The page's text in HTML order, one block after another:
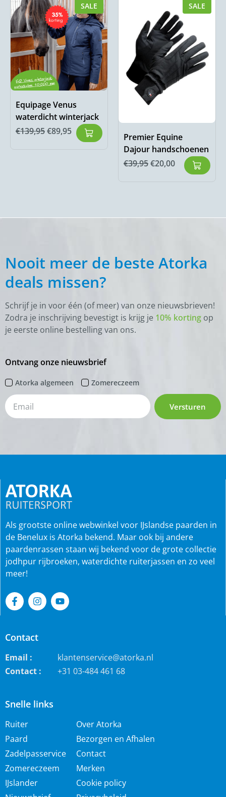
SALE
Equipage Venus
waterdicht winterjack
€139,95€89,95
SALE
Premier Equine
Dajour handschoenen
€39,95€20,00
Nooit meer de beste Atorka
deals missen?
Schrijf je in voor één (of meer) van onze nieuwsbrieven!
Zodra je inschrijving bevestigt is krijg je 10% korting op
je eerste online bestelling van ons.
Ontvang onze nieuwsbrief
Atorka algemeen Zomereczeem
Versturen
Snelle links
Ruiter
Paard
Zadelpasservice
Zomereczeem
IJslander
Over Atorka
Bezorgen en Afhalen
Contact
Merken
Cookie policy
Als grootste online webwinkel voor IJslandse paarden in
de Benelux is Atorka bekend. Maar ook bij andere
paardenrassen staan wij bekend voor de grote collectie
jodhpur rijbroeken, waterdichte ruiterjassen en zo veel
meer!
Contact
Email :
klantenservice@atorka.nl
Contact :
+31 03-484 461 68